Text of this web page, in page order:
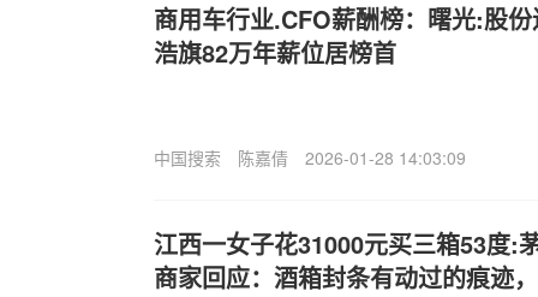
商用车行业.CFO薪酬榜：曙光:股
浩旗82万年薪位居榜首
中国搜索 陈嘉倩 2026-01-28 14:03:09
江西一女子花31000元买三箱53度:
商家回应：酒箱封条有动过的痕迹